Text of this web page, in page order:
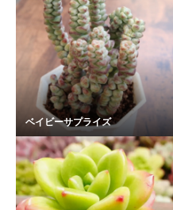
ベイビーサプライズ